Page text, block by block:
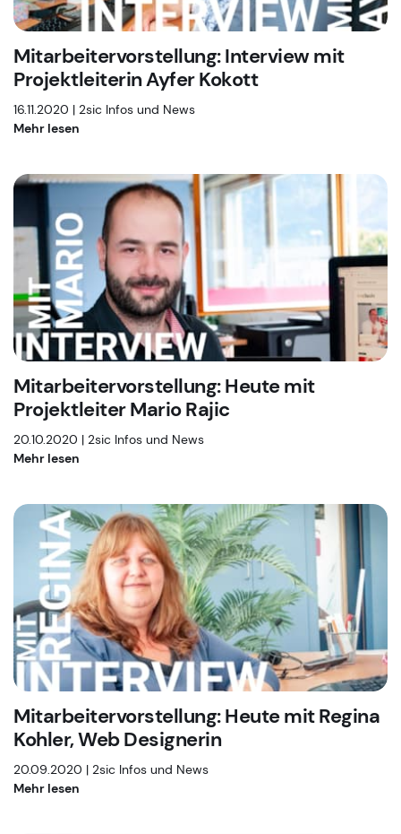
Mitarbeitervorstellung: Interview mit
Projektleiterin Ayfer Kokott
16.11.2020 | 2sic Infos und News
Mehr lesen
Mitarbeitervorstellung: Heute mit
Projektleiter Mario Rajic
20.10.2020 | 2sic Infos und News
Mehr lesen
Mitarbeitervorstellung: Heute mit Regina
Kohler, Web Designerin
20.09.2020 | 2sic Infos und News
Mehr lesen